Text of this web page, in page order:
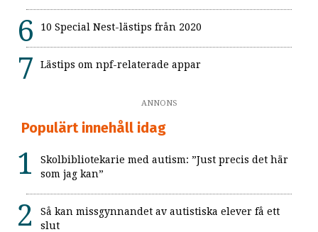
10 Special Nest-lästips från 2020
Lästips om npf-relaterade appar
ANNONS
Populärt innehåll idag
Skolbibliotekarie med autism: ”Just precis det här
som jag kan”
Så kan missgynnandet av autistiska elever få ett
slut